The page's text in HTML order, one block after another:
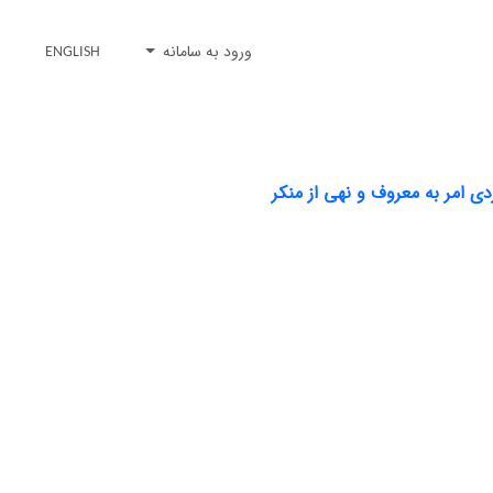
ورود به سامانه ENGLISH
امر به معروف و نهی از منکر